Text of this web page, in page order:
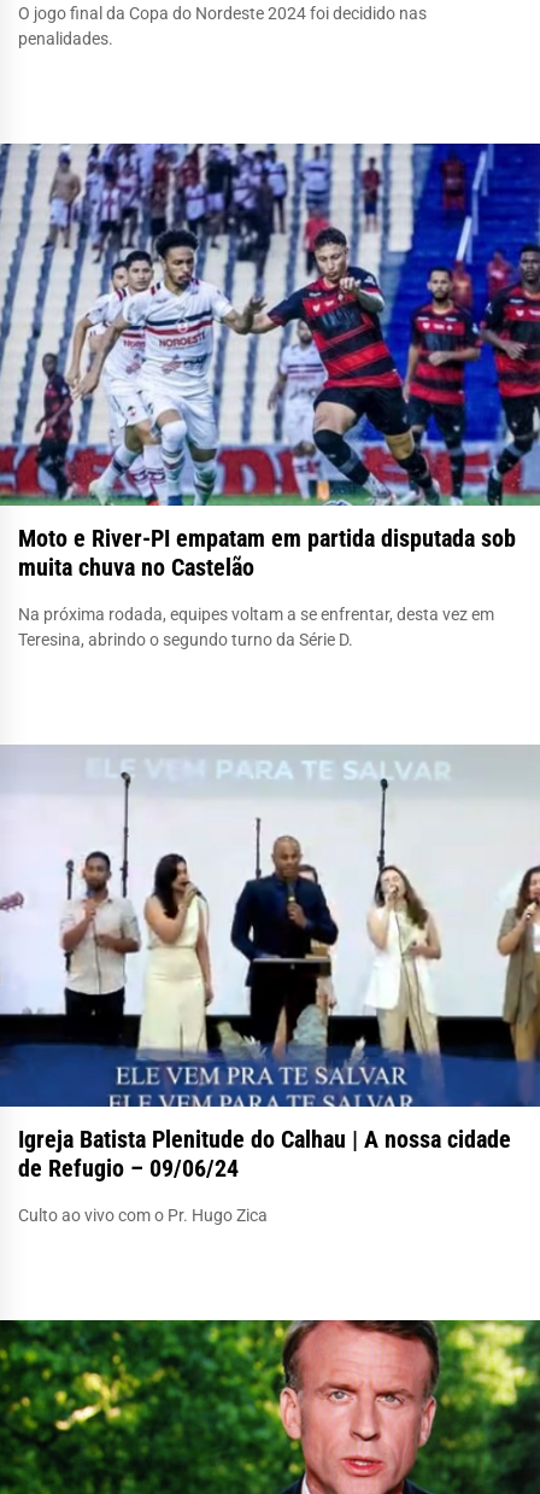
O jogo final da Copa do Nordeste 2024 foi decidido nas
penalidades.
Moto e River-PI empatam em partida disputada sob
muita chuva no Castelão
Na próxima rodada, equipes voltam a se enfrentar, desta vez em
Teresina, abrindo o segundo turno da Série D.
Igreja Batista Plenitude do Calhau | A nossa cidade
de Refugio – 09/06/24
Culto ao vivo com o Pr. Hugo Zica